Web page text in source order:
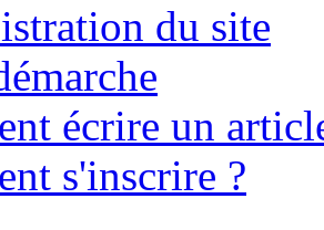
du site
écrire un
s'inscrire ?